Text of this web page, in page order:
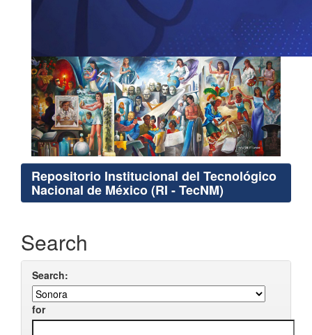
Repositorio Institucional del Tecnológico
Nacional de México (RI - TecNM)
Search
Search:
for